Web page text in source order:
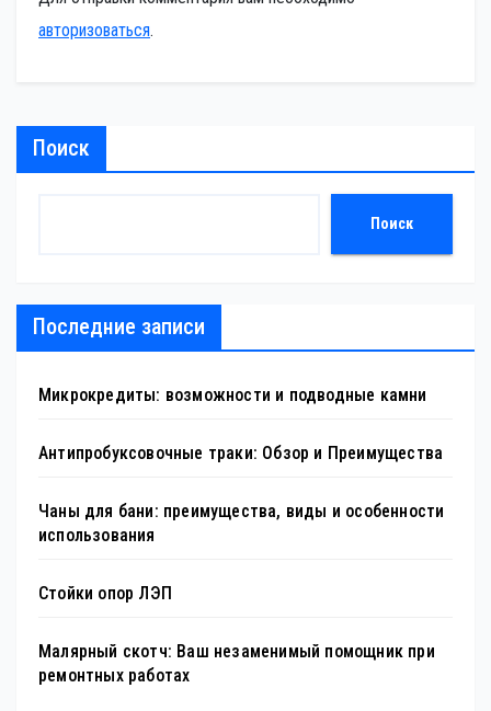
авторизоваться.
Поиск
Поиск
Последние записи
Микрокредиты: возможности и подводные камни
Антипробуксовочные траки: Обзор и Преимущества
Чаны для бани: преимущества, виды и особенности
использования
Стойки опор ЛЭП
Малярный скотч: Ваш незаменимый помощник при
ремонтных работах